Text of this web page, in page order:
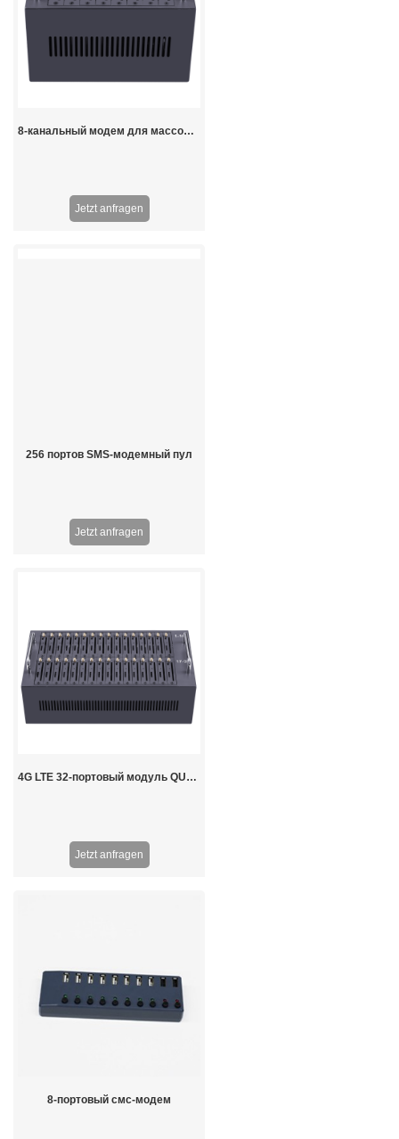
8-канальный модем для массовых смс-рассылок 3G WCDMA
Jetzt anfragen
256 портов SMS-модемный пул
Jetzt anfragen
4G LTE 32-портовый модуль QUECTEL EC25 SMS-модем
Jetzt anfragen
8-портовый смс-модем